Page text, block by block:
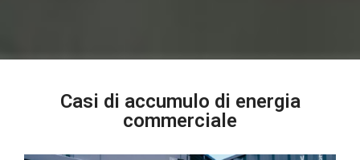
Casi di accumulo di energia
commerciale